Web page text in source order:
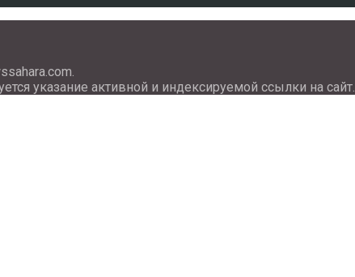
указание активной и индексируемой ссылки на сайт.